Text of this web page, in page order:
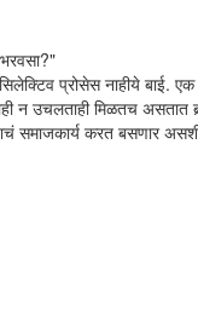
प्रोसेस नाहीये बाई.
न उचलताही मिळतच असतात
समाजकार्य करत बसणार